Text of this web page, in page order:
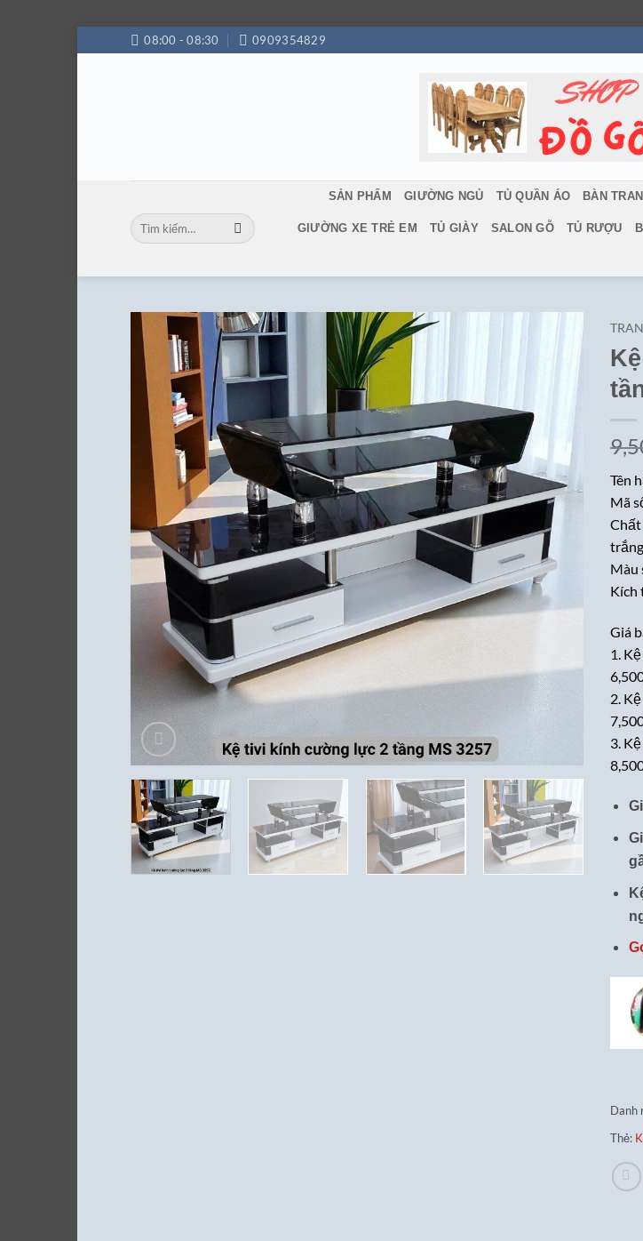
qua
08:00 - 08:30 0909354829
Tìm
kiếm:
SẢN PHẨM GIƯỜNG NGỦ TỦ QUẦN ÁO BÀN
GIƯỜNG XE TRẺ EM TỦ GIÀY SALON GỖ TỦ RƯỢU
Tên
Mã
Chất
Màu
Kích
Giá
1.
2.
3.
Danh
Thẻ: